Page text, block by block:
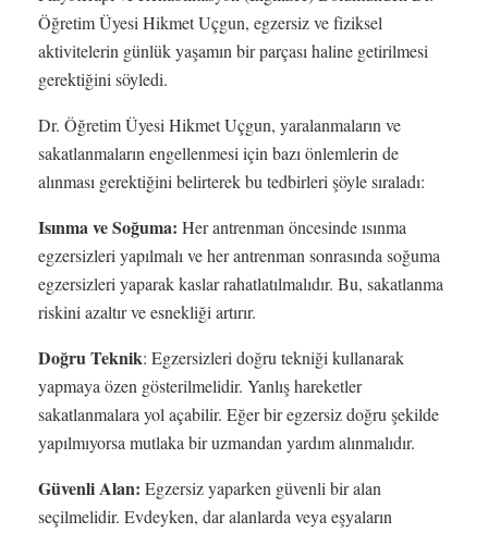
Öğretim Üyesi Hikmet Uçgun, egzersiz ve fiziksel
aktivitelerin günlük yaşamın bir parçası haline getirilmesi
gerektiğini söyledi.
Dr. Öğretim Üyesi Hikmet Uçgun, yaralanmaların ve
sakatlanmaların engellenmesi için bazı önlemlerin de
alınması gerektiğini belirterek bu tedbirleri şöyle sıraladı:
Isınma ve Soğuma: Her antrenman öncesinde ısınma
egzersizleri yapılmalı ve her antrenman sonrasında soğuma
egzersizleri yaparak kaslar rahatlatılmalıdır. Bu, sakatlanma
riskini azaltır ve esnekliği artırır.
Doğru Teknik: Egzersizleri doğru tekniği kullanarak
yapmaya özen gösterilmelidir. Yanlış hareketler
sakatlanmalara yol açabilir. Eğer bir egzersiz doğru şekilde
yapılmıyorsa mutlaka bir uzmandan yardım alınmalıdır.
Güvenli Alan: Egzersiz yaparken güvenli bir alan
seçilmelidir. Evdeyken, dar alanlarda veya eşyaların